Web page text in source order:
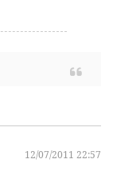
12/07/2011 22:57